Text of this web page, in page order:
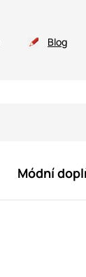
Blog
Módní